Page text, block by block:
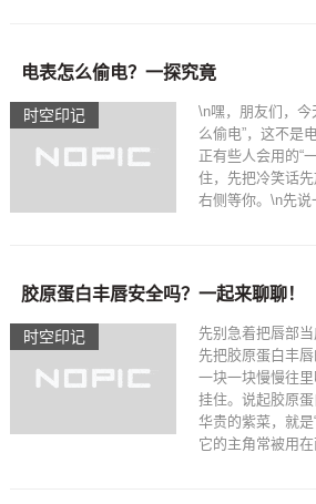
时空印记​
电表怎么偷电？一探究竟
\n嘿，朋友们，今
么偷电”，这不是
正有些人会用的“
住，先把冷笑话
右侧等你。\n先说
时空印记​
胶原蛋白丰唇安全吗？一起来聊聊！
先别急着把唇部当
先把胶原蛋白丰唇
一块一块慢慢往
挂住。说起胶原
华贵的紫菜，就是
它的主角常被用